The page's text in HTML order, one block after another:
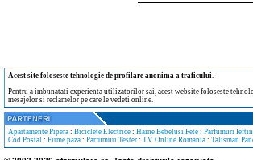
Acest site foloseste tehnologie de profilare anonima a traficului.
Pentru a imbunatati experienta utilizatorilor sai, acest website foloseste
mesajelor si reclamelor pe care le vedeti online.
Apartamente Pipera : Biciclete Electrice : Haine Bebelusi Fete : Parfumuri
Cod Postal : Firme paza : Parfumuri Tester : TV Online Romania : Talisman